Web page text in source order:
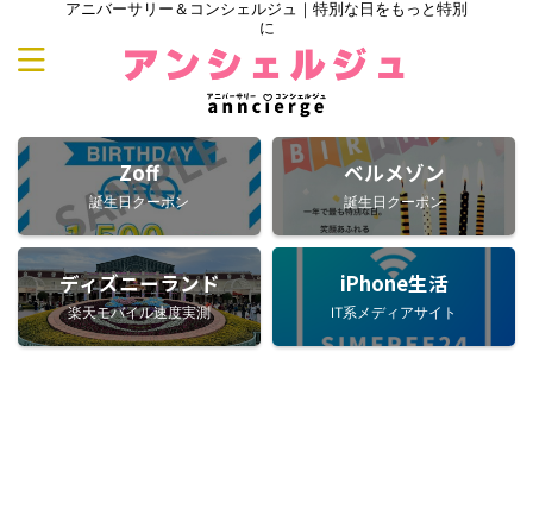
アニバーサリー＆コンシェルジュ｜特別な日をもっと特別
に
Zoff
誕生日クーポン
ベルメゾン
誕生日クーポン
ディズニーランド
楽天モバイル速度実測
iPhone生活
IT系メディアサイト